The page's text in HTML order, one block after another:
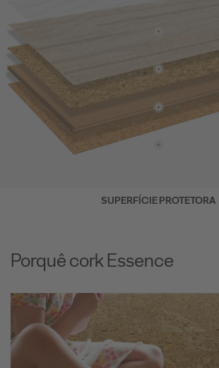
SUPERFÍCIE PROTETORA
Porquê cork Essence